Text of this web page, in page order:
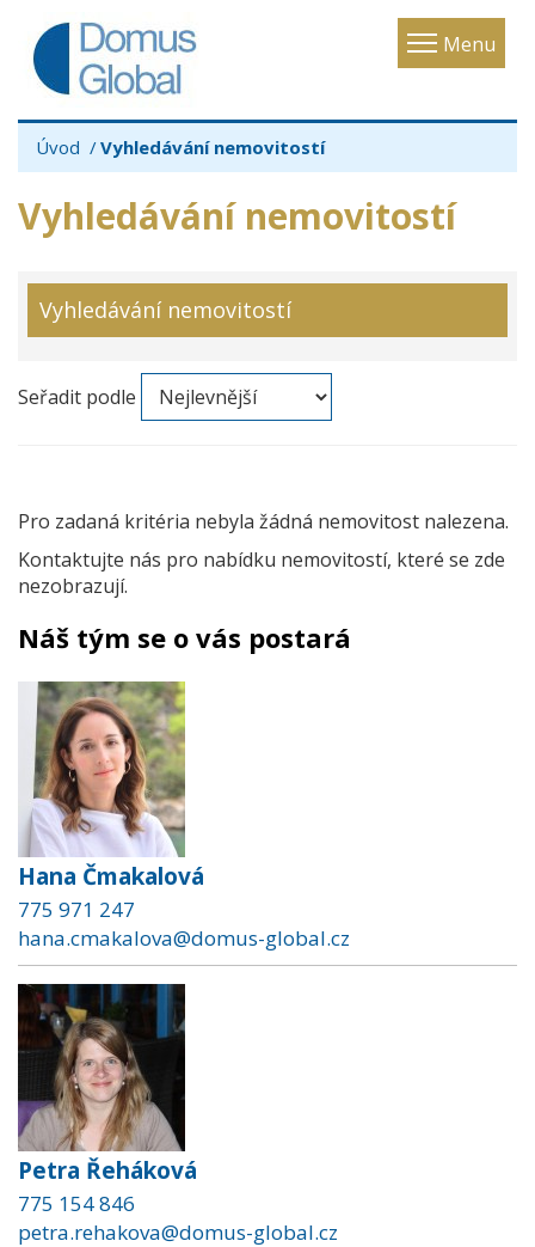
Menu
Toggle
Úvod Vyhledávání nemovitostí
Vyhledávání nemovitostí
Vyhledávání nemovitostí
Seřadit podle
Pro zadaná kritéria nebyla žádná nemovitost nalezena.
Kontaktujte nás pro nabídku nemovitostí, které se zde
nezobrazují.
Náš tým se o vás postará
Hana Čmakalová
775 971 247
hana.cmakalova@domus-global.cz
Petra Řeháková
775 154 846
petra.rehakova@domus-global.cz